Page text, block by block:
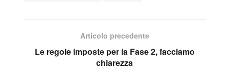
Articolo precedente
Le regole imposte per la Fase 2, facciamo
chiarezza